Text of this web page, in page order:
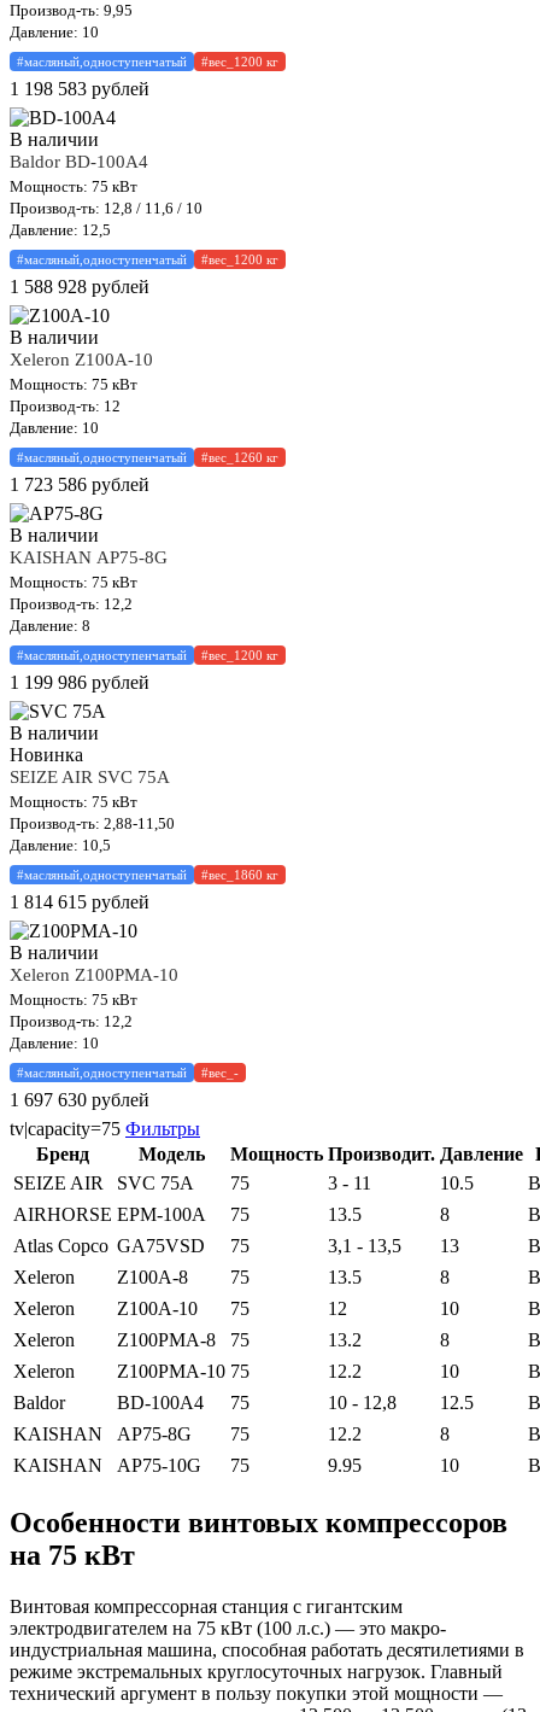
Производ-ть: 9,95
Давление: 10
#масляный,одноступенчатый #вес_1200 кг
1 198 583 рублей
В наличии
Baldor BD-100A4
Мощность: 75 кВт
Производ-ть: 12,8 / 11,6 / 10
Давление: 12,5
#масляный,одноступенчатый #вес_1200 кг
1 588 928 рублей
В наличии
Xeleron Z100A-10
Мощность: 75 кВт
Производ-ть: 12
Давление: 10
#масляный,одноступенчатый #вес_1260 кг
1 723 586 рублей
В наличии
KAISHAN АР75-8G
Мощность: 75 кВт
Производ-ть: 12,2
Давление: 8
#масляный,одноступенчатый #вес_1200 кг
1 199 986 рублей
В наличии
Новинка
SEIZE AIR SVC 75A
Мощность: 75 кВт
Производ-ть: 2,88-11,50
Давление: 10,5
#масляный,одноступенчатый #вес_1860 кг
1 814 615 рублей
В наличии
Xeleron Z100PMA-10
Мощность: 75 кВт
Производ-ть: 12,2
Давление: 10
#масляный,одноступенчатый #вес_-
1 697 630 рублей
tv|capacity=75 Фильтры
Бренд
Модель Мощность Производит. Давление
SEIZE AIR
SVC 75A 75 3 - 11 10.5
AIRHORSE EPM-100A 75 13.5 8
Atlas Copco GA75VSD 75 3,1 - 13,5 13
Xeleron
Z100A-8 75 13.5 8
Xeleron
Z100A-10 75 12 10
Xeleron
Z100PMA-8 75 13.2 8
Xeleron
Z100PMA-10 75 12.2 10
Baldor
BD-100A4 75 10 - 12,8 12.5
KAISHAN
АР75-8G 75 12.2 8
KAISHAN
АР75-10G 75 9.95 10
Особенности винтовых компрессоров
на 75 кВт
Винтовая компрессорная станция с гигантским
электродвигателем на 75 кВт (100 л.с.) — это макро-
индустриальная машина, способная работать десятилетиями в
режиме экстремальных круглосуточных нагрузок. Главный
технический аргумент в пользу покупки этой мощности —